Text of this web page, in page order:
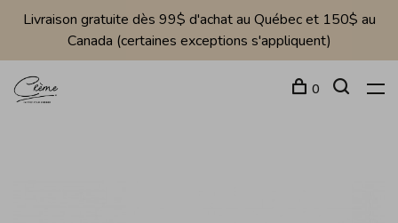
Livraison gratuite dès 99$ d'achat au Québec et 150$ au
Canada (certaines exceptions s'appliquent)
0